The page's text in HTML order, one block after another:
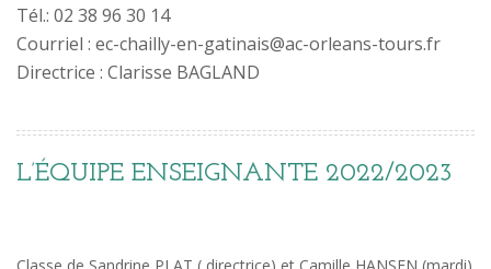
Tél.: 02 38 96 30 14
Courriel : ec-chailly-en-gatinais@ac-orleans-tours.fr
Directrice : Clarisse BAGLAND
L’ÉQUIPE ENSEIGNANTE 2022/2023